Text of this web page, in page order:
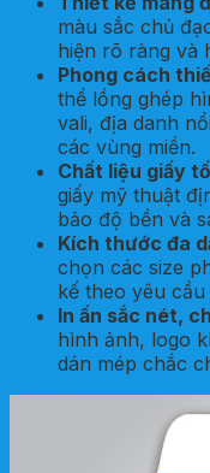
màu sắc chủ
hiện rõ ràng và
Phong cách
thể lồng ghép
vali, địa danh
các vùng miền.
Chất liệu giấy
giấy mỹ thuật
bảo độ bền và
Kích thước đa
chọn các size
kế theo yêu cầu
In ấn sắc nét,
hình ảnh, logo
dán mép chắc